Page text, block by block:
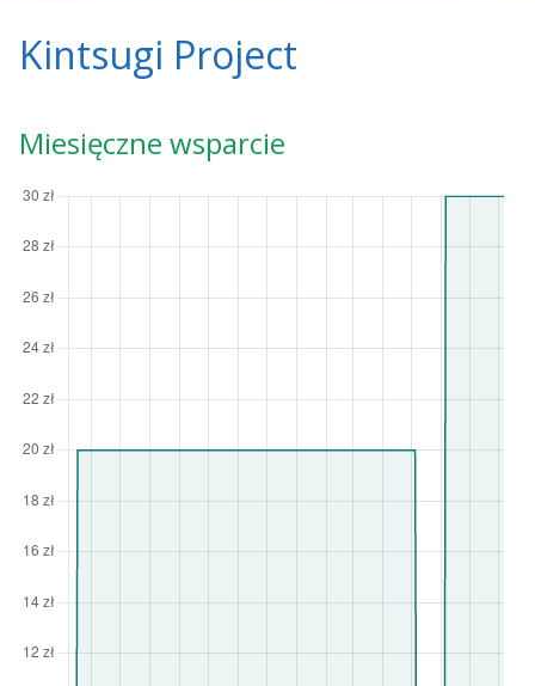
Kintsugi Project
Miesięczne wsparcie